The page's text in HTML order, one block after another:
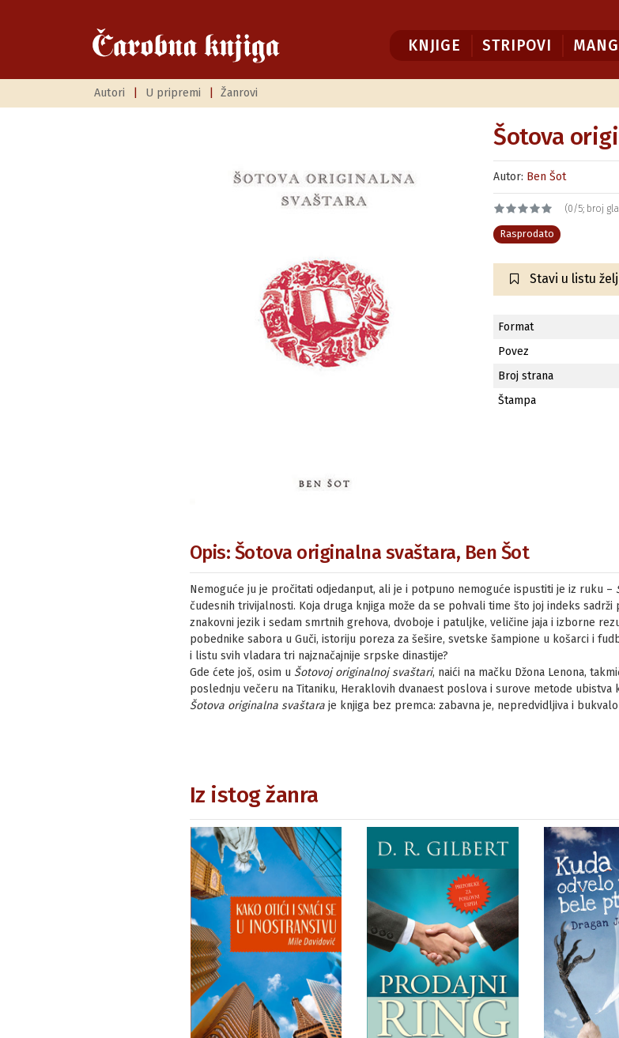
KNJIGE STRIPOVI
Autori U pripremi Žanrovi
Šotova
Autor: Ben Šot
(0/5; broj
Rasprodato
Stavi u listu
Format
Povez
Broj strana
Štampa
Opis: Šotova originalna svaštara, Ben Šot
Nemoguće ju je pročitati odjedanput, ali je i potpuno nemoguće ispustiti je iz ruku –
čudesnih trivijalnosti. Koja druga knjiga može da se pohvali time što joj indeks sadrži
znakovni jezik i sedam smrtnih grehova, dvoboje i patuljke, veličine jaja i izborne
pobednike sabora u Guči, istoriju poreza za šešire, svetske šampione u košarci i
i listu svih vladara tri najznačajnije srpske dinastije?
Gde ćete još, osim u Šotovoj originalnoj svaštari, naići na mačku Džona Lenona,
poslednju večeru na Titaniku, Heraklovih dvanaest poslova i surove metode
Šotova originalna svaštaraje knjiga bez premca: zabavna je, nepredvidljiva i bukvalo
Iz istog žanra